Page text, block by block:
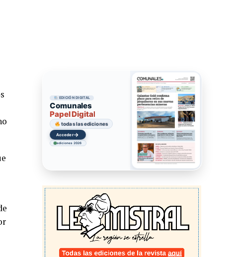
EDICIÓN DIGITAL
Comunales
Papel Digital
todas las ediciones
Acceder→
ediciones 2026